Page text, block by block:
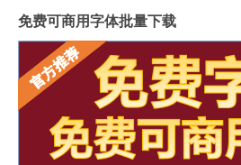
免费可商用字体批量下载